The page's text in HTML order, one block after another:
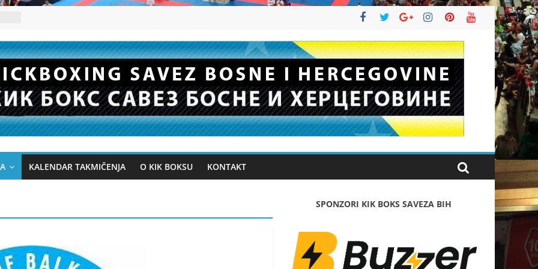
KALENDAR TAKMIČENJA O KIK BOKSU KONTAKT
SPONZORI KIK BOKS SAVEZA BIH